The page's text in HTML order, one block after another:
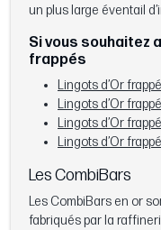
un plus large éventail
Si vous souhaitez
frappés
Lingots d’Or
Lingots d’Or
Lingots d’Or
Lingots d’Or
Les CombiBars
Les CombiBars en or
fabriqués par la